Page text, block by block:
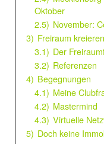
Oktober
2.5) November:
3) Freiraum
3.1) Der
3.2) Referenzen
4) Begegnungen
4.1) Meine
4.2) Mastermind
4.3) Virtuelle
5) Doch keine